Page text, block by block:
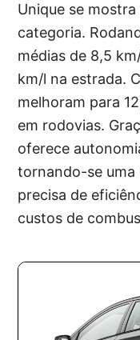
Unique se
categoria.
médias de 8,5
km/l na estrada.
melhoram para
em rodovias.
oferece
tornando-se uma
precisa de
custos de